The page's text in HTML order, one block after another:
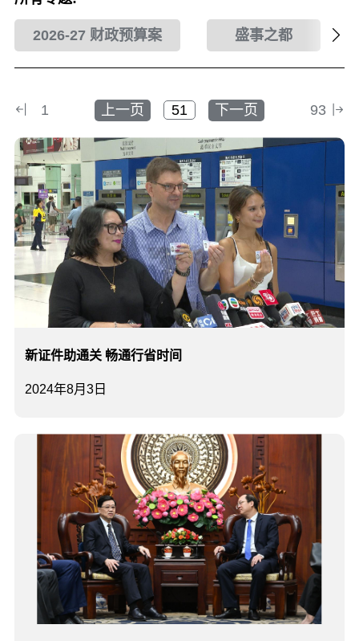
2026-27 财政预算案 盛事之都
1 上一页 下一页 93
2024年8月3日
新证件助通关 畅通行省时间